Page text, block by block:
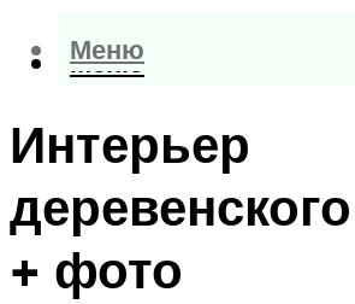
Меню
Меню
Интерьер
+ фото